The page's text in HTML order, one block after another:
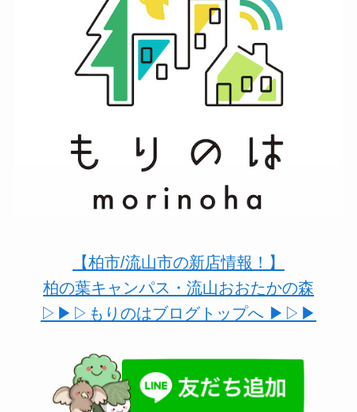
【柏市/流山市の新店情報！】
柏の葉キャンパス・流山おおたかの森
▷▶︎▷もりのはブログトップへ ▶︎▷▶︎